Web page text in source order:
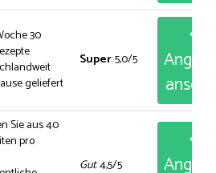
30
geliefert
Super: 5,0/5
Sie aus 40
pro
Gut: 4,5/5